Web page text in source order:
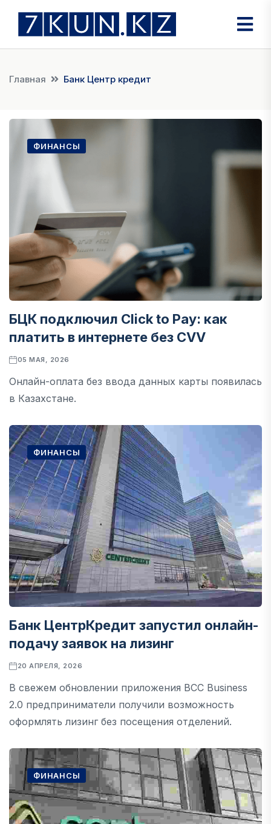
Главная Банк Центр кредит
ФИНАНСЫ
БЦК подключил Click to Pay: как
платить в интернете без CVV
05 МАЯ, 2026
Онлайн-оплата без ввода данных карты появилась
в Казахстане.
ФИНАНСЫ
Банк ЦентрКредит запустил онлайн-
подачу заявок на лизинг
20 АПРЕЛЯ, 2026
В свежем обновлении приложения BCC Business
2.0 предприниматели получили возможность
оформлять лизинг без посещения отделений.
ФИНАНСЫ